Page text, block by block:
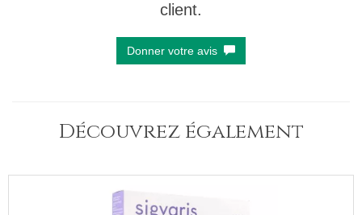
client.
Donner votre avis
Découvrez également